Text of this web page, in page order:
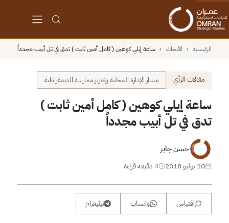
الرئيسية › الأبحاث › ساعة إيلي كوهين ( كامل أمين ثابت ) تدق في تل أبيب مجدداً
مقالات الرأي مسار الإدارة المحلية وتعزيز ممارسة الديمقراطية
ساعة إيلي كوهين ( كامل أمين ثابت )
تدق في تل أبيب مجدداً
حسن جابر
10 يوليو 2018
4 دقيقة قراءة
اقتباس واتساب تيليغرام